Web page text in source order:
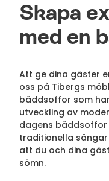
Skapa
med en
Att ge dina gäster
oss på Tibergs
bäddsoffor som
utveckling av
dagens
traditionella
att du och dina
sömn.